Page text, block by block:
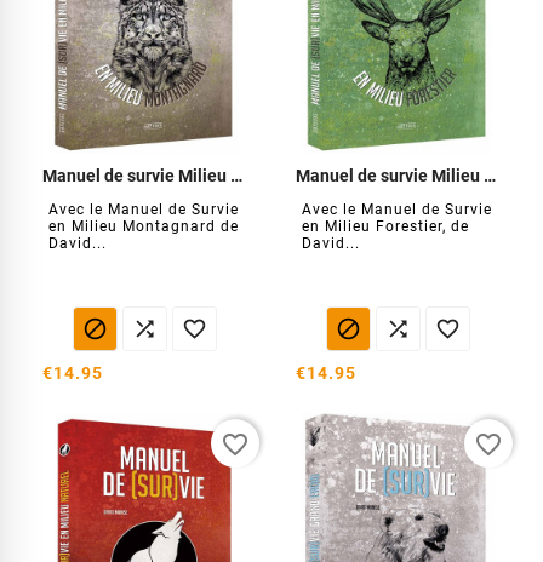
Manuel de survie Milieu Montagnard
Avec le Manuel de Survie
en Milieu Montagnard de
David...
  
€14.95
Manuel de survie Milieu Forestier
Avec le Manuel de Survie
en Milieu Forestier, de
David...
  
€14.95
favorite_border favorite_border